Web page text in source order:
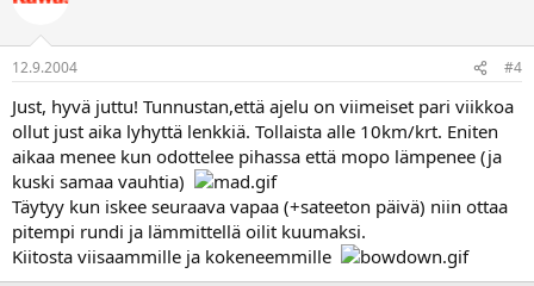
12.9.2004 #4
Just, hyvä juttu! Tunnustan,että ajelu on viimeiset pari viikkoa
ollut just aika lyhyttä lenkkiä. Tollaista alle 10km/krt. Eniten
aikaa menee kun odottelee pihassa että mopo lämpenee (ja
kuski samaa vauhtia)
Täytyy kun iskee seuraava vapaa (+sateeton päivä) niin ottaa
pitempi rundi ja lämmittellä oilit kuumaksi.
Kiitosta viisaammille ja kokeneemmille